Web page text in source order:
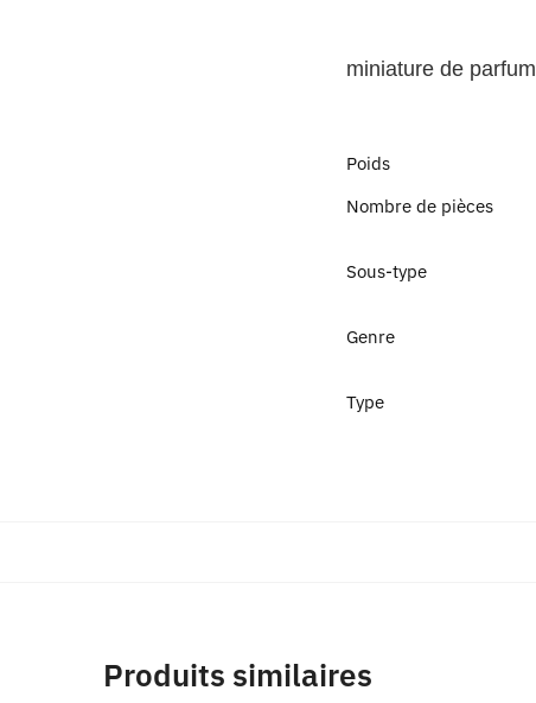
miniature de parfum
Poids
Nombre de pièces
Sous-type
Genre
Type
Produits similaires